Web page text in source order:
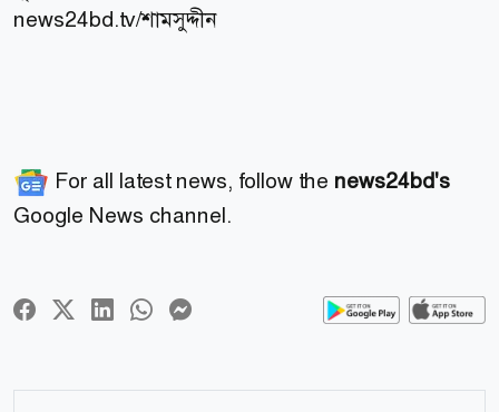
news24bd.tv/শামসুদ্দীন
For all latest news, follow the news24bd's
Google News channel.